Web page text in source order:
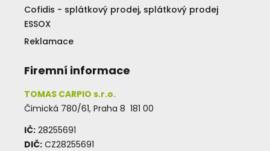
Cofidis - splátkový prodej, splátkový prodej
ESSOX
Reklamace
Firemní informace
TOMAS CARPIO s.r.o.
Čimická 780/61, Praha 8 181 00
IČ: 28255691
DIČ: CZ28255691